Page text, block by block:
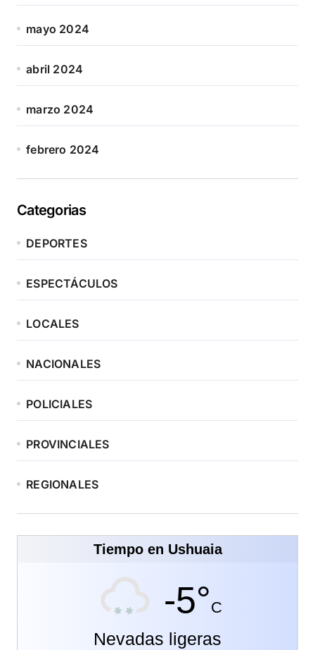
mayo 2024
abril 2024
marzo 2024
febrero 2024
Categorias
DEPORTES
ESPECTÁCULOS
LOCALES
NACIONALES
POLICIALES
PROVINCIALES
REGIONALES
Tiempo en Ushuaia
-5°C
Nevadas ligeras